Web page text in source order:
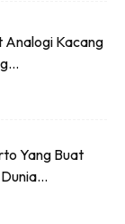
Analogi Kacang
Yang Buat